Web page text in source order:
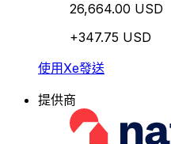
26,664.00 USD
+347.75 USD
使用Xe發送
提供商